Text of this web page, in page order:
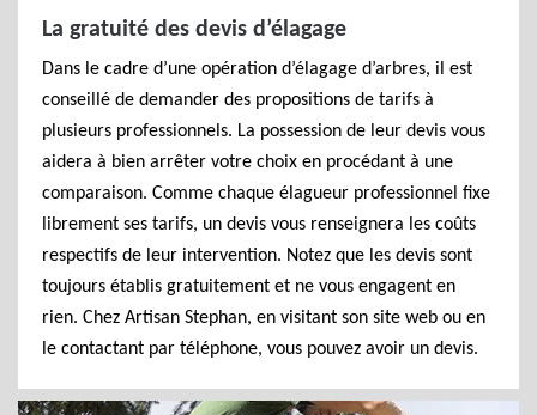
La gratuité des devis d’élagage
Dans le cadre d’une opération d’élagage d’arbres, il est
conseillé de demander des propositions de tarifs à
plusieurs professionnels. La possession de leur devis vous
aidera à bien arrêter votre choix en procédant à une
comparaison. Comme chaque élagueur professionnel fixe
librement ses tarifs, un devis vous renseignera les coûts
respectifs de leur intervention. Notez que les devis sont
toujours établis gratuitement et ne vous engagent en
rien. Chez Artisan Stephan, en visitant son site web ou en
le contactant par téléphone, vous pouvez avoir un devis.